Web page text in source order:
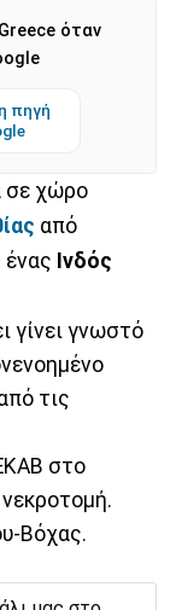
όταν
πηγή
σε χώρο
από
Ινδός
γίνει γνωστό
τις
στο
Βόχας.